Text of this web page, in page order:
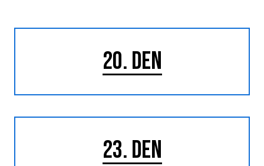
20. DEN
23. DEN